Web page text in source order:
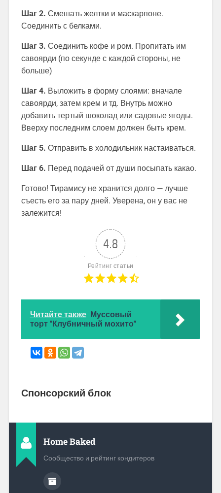
Шаг 2. Смешать желтки и маскарпоне.
Соединить с белками.
Шаг 3. Соединить кофе и ром. Пропитать им
савоярди (по секунде с каждой стороны, не
больше)
Шаг 4. Выложить в форму слоями: вначале
савоярди, затем крем и тд. Внутрь можно
добавить тертый шоколад или садовые ягоды.
Вверху последним слоем должен быть крем.
Шаг 5. Отправить в холодильник настаиваться.
Шаг 6. Перед подачей от души посыпать какао.
Готово! Тирамису не хранится долго — лучше
съесть его за пару дней. Уверена, он у вас не
залежится!
4.8
Рейтинг статьи
Читайте также Муссовый
торт "Клубничный мохито"
Спонсорский блок
Home Baked
Сообщество и рейтинг кондитеров